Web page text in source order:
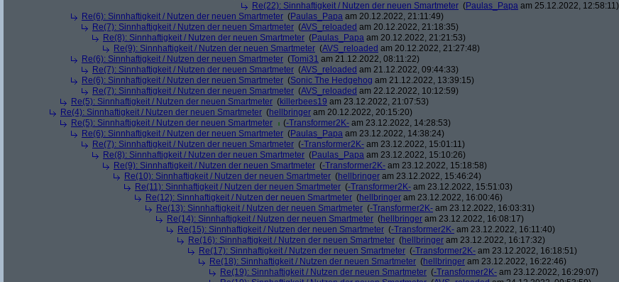
Re(22): Sinnhaftigkeit / Nutzen der neuen Smartmeter (Paulas_Papa am 25.12.2022, 12:58:11)
Re(6): Sinnhaftigkeit / Nutzen der neuen Smartmeter (Paulas_Papa am 20.12.2022, 21:11:49)
Re(7): Sinnhaftigkeit / Nutzen der neuen Smartmeter (AVS_reloaded am 20.12.2022, 21:18:35)
Re(8): Sinnhaftigkeit / Nutzen der neuen Smartmeter (Paulas_Papa am 20.12.2022, 21:21:53)
Re(9): Sinnhaftigkeit / Nutzen der neuen Smartmeter (AVS_reloaded am 20.12.2022, 21:27:48)
Re(6): Sinnhaftigkeit / Nutzen der neuen Smartmeter (Tomi31 am 21.12.2022, 08:11:22)
Re(7): Sinnhaftigkeit / Nutzen der neuen Smartmeter (AVS_reloaded am 21.12.2022, 09:44:33)
Re(6): Sinnhaftigkeit / Nutzen der neuen Smartmeter (Sonic The Hedgehog am 21.12.2022, 13:39:15)
Re(7): Sinnhaftigkeit / Nutzen der neuen Smartmeter (AVS_reloaded am 22.12.2022, 10:12:59)
Re(5): Sinnhaftigkeit / Nutzen der neuen Smartmeter (killerbees19 am 23.12.2022, 21:07:53)
Re(4): Sinnhaftigkeit / Nutzen der neuen Smartmeter (hellbringer am 20.12.2022, 20:15:20)
Re(5): Sinnhaftigkeit / Nutzen der neuen Smartmeter
(-Transformer2K- am 23.12.2022, 14:28:53)
Re(6): Sinnhaftigkeit / Nutzen der neuen Smartmeter (Paulas_Papa am 23.12.2022, 14:38:24)
Re(7): Sinnhaftigkeit / Nutzen der neuen Smartmeter (-Transformer2K- am 23.12.2022, 15:01:11)
Re(8): Sinnhaftigkeit / Nutzen der neuen Smartmeter (Paulas_Papa am 23.12.2022, 15:10:26)
Re(9): Sinnhaftigkeit / Nutzen der neuen Smartmeter (-Transformer2K- am 23.12.2022, 15:18:58)
Re(10): Sinnhaftigkeit / Nutzen der neuen Smartmeter (hellbringer am 23.12.2022, 15:46:24)
Re(11): Sinnhaftigkeit / Nutzen der neuen Smartmeter (-Transformer2K- am 23.12.2022, 15:51:03)
Re(12): Sinnhaftigkeit / Nutzen der neuen Smartmeter (hellbringer am 23.12.2022, 16:00:46)
Re(13): Sinnhaftigkeit / Nutzen der neuen Smartmeter (-Transformer2K- am 23.12.2022, 16:03:31)
Re(14): Sinnhaftigkeit / Nutzen der neuen Smartmeter (hellbringer am 23.12.2022, 16:08:17)
Re(15): Sinnhaftigkeit / Nutzen der neuen Smartmeter (-Transformer2K- am 23.12.2022, 16:11:40)
Re(16): Sinnhaftigkeit / Nutzen der neuen Smartmeter (hellbringer am 23.12.2022, 16:17:32)
Re(17): Sinnhaftigkeit / Nutzen der neuen Smartmeter (-Transformer2K- am 23.12.2022, 16:18:51)
Re(18): Sinnhaftigkeit / Nutzen der neuen Smartmeter (hellbringer am 23.12.2022, 16:22:46)
Re(19): Sinnhaftigkeit / Nutzen der neuen Smartmeter (-Transformer2K- am 23.12.2022, 16:29:07)